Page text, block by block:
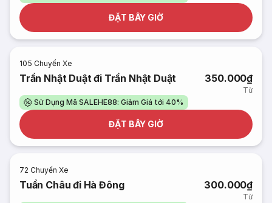
ĐẶT BÂY GIỜ
105 Chuyến Xe
Trần Nhật Duật đi Trần Nhật Duật 350.000₫
Từ
Sử Dụng Mã SALEHE88: Giảm Giá tới 40%
ĐẶT BÂY GIỜ
72 Chuyến Xe
Tuần Châu đi Hà Đông 300.000₫
Từ